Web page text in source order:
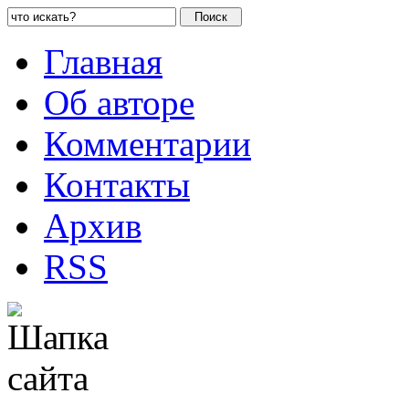
Главная
Об авторе
Комментарии
Контакты
Архив
RSS